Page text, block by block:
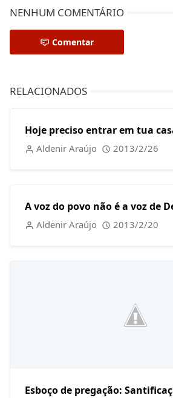
NENHUM COMENTÁRIO
Comentar
RELACIONADOS
Hoje preciso entrar em tua
Aldenir Araújo 2013/2/26
A voz do povo não é a voz de
Aldenir Araújo 2013/2/20
Esboço de pregação: